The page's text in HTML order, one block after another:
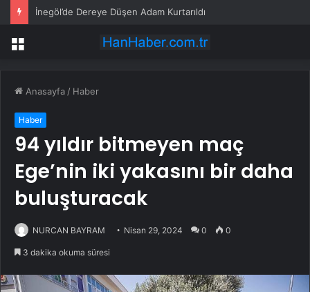
İnegöl’de Dereye Düşen Adam Kurtarıldı
Menü
Anasayfa / Haber
Haber
94 yıldır bitmeyen maç
Ege’nin iki yakasını bir daha
buluşturacak
NURCAN BAYRAM Nisan 29, 2024 0 0
3 dakika okuma süresi